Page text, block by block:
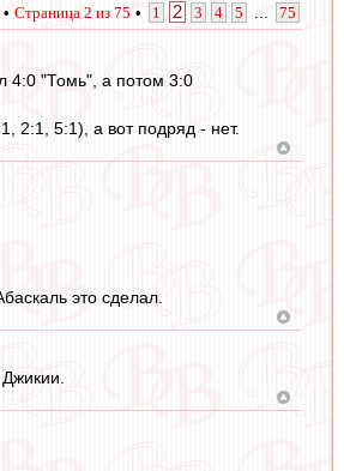
Страница 2 из 75 • 1 2 3 4 5 75
4:0 "Томь", а потом 3:0
2:1, 5:1), а вот подряд - нет.
это сделал.
Джикии.